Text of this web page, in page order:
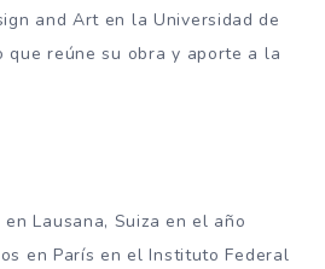
and Art en la Universidad de
que reúne su obra y aporte a la
Lausana, Suiza en el año
en París en el Instituto Federal